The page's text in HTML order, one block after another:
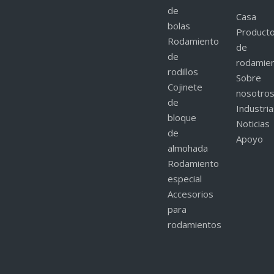
de
bolas
Rodamiento
de
rodillos
Cojinete
de
bloque
de
almohada
Rodamiento
especial
Accesorios
para
rodamientos
Casa
de
Sobre
nosotros
Noticias
Apoyo